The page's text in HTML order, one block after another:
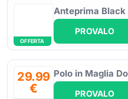
OFFERTA
Anteprima
PROVALO
29.99
€
Polo in Maglia
PROVALO